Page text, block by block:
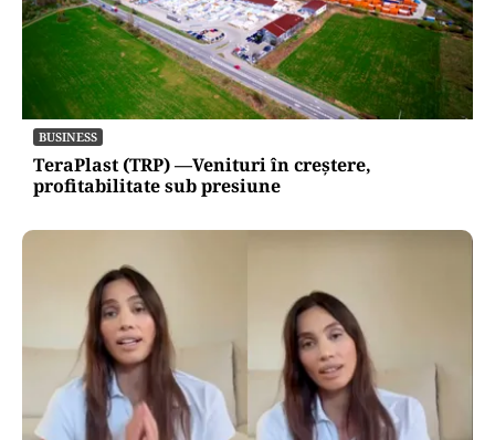
BUSINESS
TeraPlast (TRP) —Venituri în creștere,
profitabilitate sub presiune